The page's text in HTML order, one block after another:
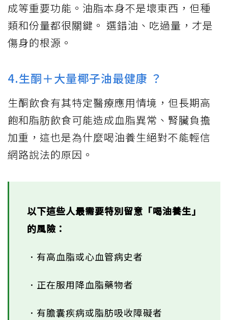
成等重要功能。油脂本身不是壞東西，但種
類和份量都很關鍵。 選錯油、吃過量，才是
傷身的根源。
4.生酮＋大量椰子油最健康 ？
生酮飲食有其特定醫療應用情境，但長期高
飽和脂肪飲食可能造成血脂異常、腎臟負擔
加重，這也是為什麼喝油養生絕對不能輕信
網路說法的原因。
以下這些人最需要特別留意「喝油養生」
的風險：
．有高血脂或心血管病史者
．正在服用降血脂藥物者
．有膽囊疾病或脂肪吸收障礙者